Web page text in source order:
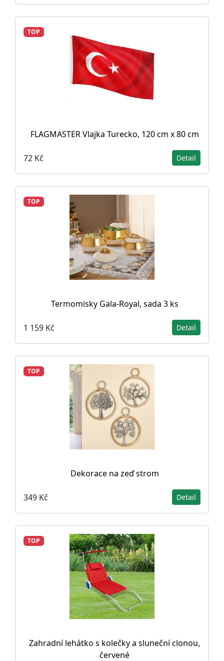
TOP
FLAGMASTER Vlajka Turecko, 120 cm x 80 cm
72 Kč Detail
TOP
Termomisky Gala-Royal, sada 3 ks
1 159 Kč Detail
TOP
Dekorace na zeď strom
349 Kč Detail
TOP
Zahradní lehátko s kolečky a sluneční clonou,
červené